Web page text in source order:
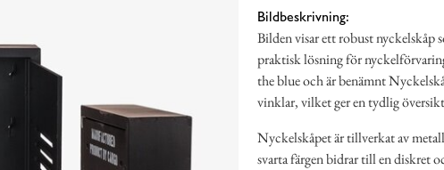
Bildbeskrivning:
Bilden visar ett robust nyckelskåp
praktisk lösning för
the blue och är benämnt
vinklar, vilket ger en tydlig
Nyckelskåpet är tillverkat av
svarta färgen bidrar till en diskret